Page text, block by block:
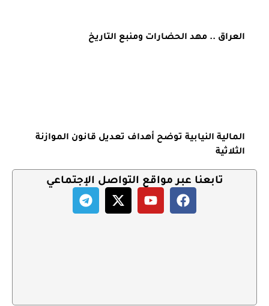
العراق .. مهد الحضارات ومنبع التاريخ
المالية النيابية توضح أهداف تعديل قانون الموازنة
الثلاثية
تابعنا عبر مواقع التواصل الإجتماعي